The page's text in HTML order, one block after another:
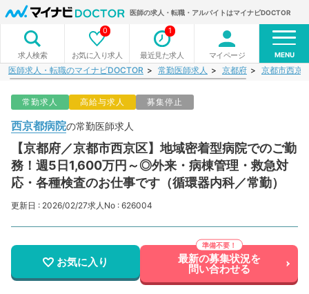
医師の求人・転職・アルバイトはマイナビDOCTOR
求人検索 お気に入り求人
0
最近見た求人
1
マイページ MENU
医師求人・転職のマイナビDOCTOR 常勤医師求人 京都府 京都市西京
常勤求人 高給与求人 募集停止
西京都病院の常勤医師求人
【京都府／京都市西京区】地域密着型病院でのご勤
務！週5日1,600万円～◎外来・病棟管理・救急対
応・各種検査のお仕事です（循環器内科／常勤）
更新日 : 2026/02/27求人No : 626004
お気に入り 最新の募集状況を
問い合わせる